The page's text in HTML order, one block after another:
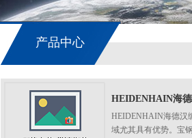
产品中心
HEIDENHAIN海
HEIDENHAIN海德汉
域尤其具有优势。宝